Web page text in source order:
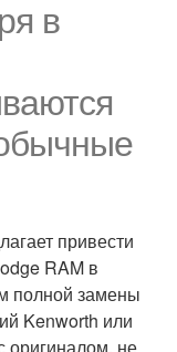
в
привести
RAM в
полной замены
Kenworth или